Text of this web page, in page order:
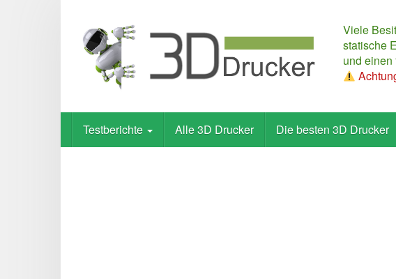
Viele
statische
und einen
Testberichte Alle 3D Drucker Die besten 3D Drucker